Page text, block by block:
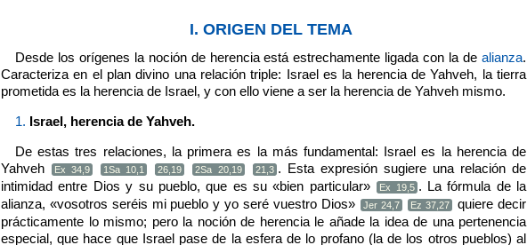
I. ORIGEN DEL TEMA
Desde los orígenes la noción de herencia está estrechamente ligada con la de alianza.
Caracteriza en el plan divino una relación triple: Israel es la herencia de Yahveh, la tierra
prometida es la herencia de Israel, y con ello viene a ser la herencia de Yahveh mismo.
1. Israel, herencia de Yahveh.
De estas tres relaciones, la primera es la más fundamental: Israel es la herencia de
Yahveh
Ex 34,9 1Sa 10,1 26,19 2Sa 20,19 21,3 . Esta expresión sugiere una relación de
intimidad entre Dios y su pueblo, que es su «bien particular»
Ex 19,5 . La fórmula de la
alianza, «vosotros seréis mi pueblo y yo seré vuestro Dios»
Jer 24,7 Ez 37,27
quiere decir
prácticamente lo mismo; pero la noción de herencia le añade la idea de una pertenencia
especial, que hace que Israel pase de la esfera de lo profano (la de los otros pueblos) al